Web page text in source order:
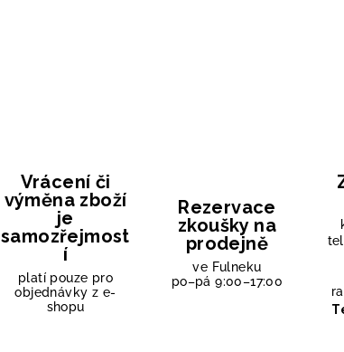
Vrácení či
výměna zboží
je
samozřejmost
í
platí pouze pro
objednávky z e-
shopu
Rezervace
zkoušky na
prodejně
ve Fulneku
po–pá 9:00–17:00